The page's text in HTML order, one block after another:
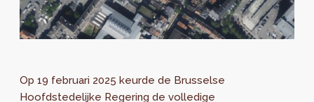
Op 19 februari 2025 keurde de Brusselse
Hoofdstedelijke Regering de volledige